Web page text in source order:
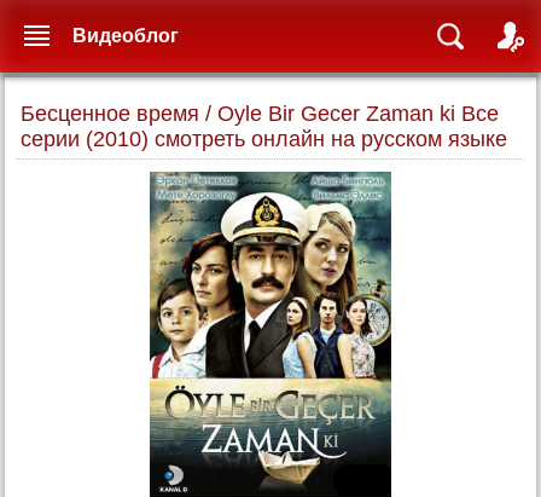
Бесценное время / Oyle Bir Gecer Zaman ki Все
серии (2010) смотреть онлайн на русском языке
Видеоблог